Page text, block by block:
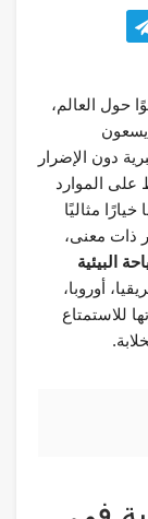
حول العالم،
دون الإضرار
على الموارد
مثاليًا
ذات معنى،
البيئية
أوروبا،
للاستمتاع